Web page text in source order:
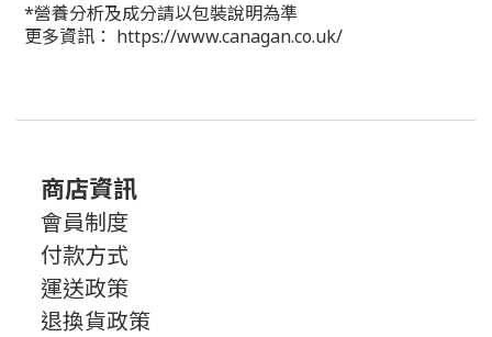
*營養分析及成分請以包裝說明為準
更多資訊： https://www.canagan.co.uk/
商店資訊
會員制度
付款方式
運送政策
退換貨政策